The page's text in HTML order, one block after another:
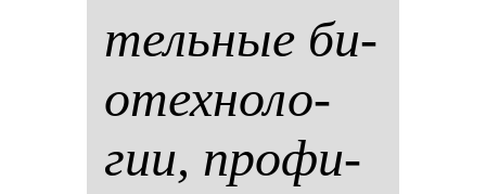
тель­ные би­
отех­но­ло­
гии, про­фи­